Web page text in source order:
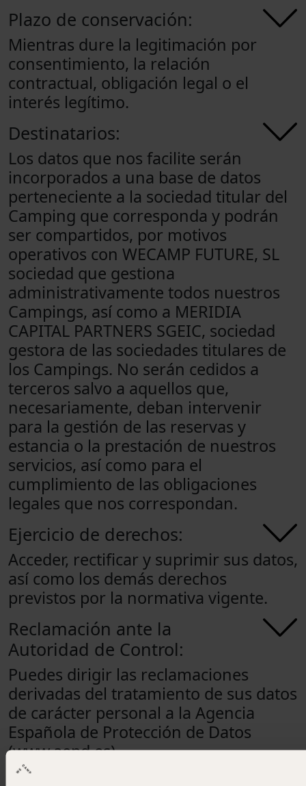
Plazo de conservación:
Mientras dure la legitimación por
consentimiento, la relación
contractual, obligación legal o el
interés legítimo.
Destinatarios:
Los datos que nos facilite serán
incorporados a una base de datos
perteneciente a la sociedad titular del
Camping que corresponda y podrán
ser compartidos, por motivos
operativos con WECAMP FUTURE, SL
sociedad que gestiona
administrativamente todos nuestros
Campings, así como a MERIDIA
CAPITAL PARTNERS SGEIC, sociedad
gestora de las sociedades titulares de
los Campings. No serán cedidos a
terceros salvo a aquellos que,
necesariamente, deban intervenir
para la gestión de las reservas y
estancia o la prestación de nuestros
servicios, así como para el
cumplimiento de las obligaciones
legales que nos correspondan.
Ejercicio de derechos:
Acceder, rectificar y suprimir sus datos,
así como los demás derechos
previstos por la normativa vigente.
Reclamación ante la
Autoridad de Control:
Puedes dirigir las reclamaciones
derivadas del tratamiento de sus datos
de carácter personal a la Agencia
Española de Protección de Datos
(www.aepd.es)